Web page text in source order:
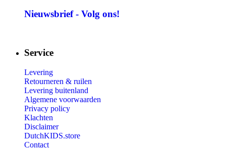
Nieuwsbrief - Volg ons!
Service
Levering
Retourneren & ruilen
Levering buitenland
Algemene voorwaarden
Privacy policy
Klachten
Disclaimer
DutchKIDS.store
Contact